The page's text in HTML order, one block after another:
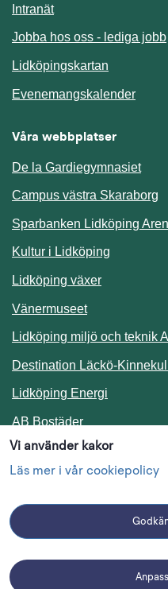
Vi använder kakor
Läs mer i vår cookiepolicy
IntranätLänk till annan
Jobba hos oss - lediga jobb
Lidköpingskartan
EvenemangskalenderLänk
Våra webbplatser
De la Gardiegymnasiet
Campus västra Skaraborg
Sparbanken Lidköping
Kultur i Lidköping
Lidköping växer
Vänermuseet
Lidköping miljö och teknik
Destination Läckö-
Lidköping Energi
AB BostäderLänk till annan
Följ oss i sociala medier